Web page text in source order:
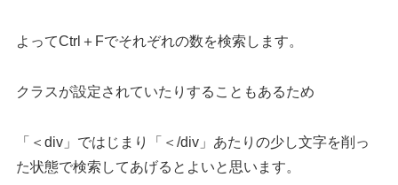
よってCtrl＋Fでそれぞれの数を検索します。
クラスが設定されていたりすることもあるため
「＜div」ではじまり「＜/div」あたりの少し文字を削っ
た状態で検索してあげるとよいと思います。